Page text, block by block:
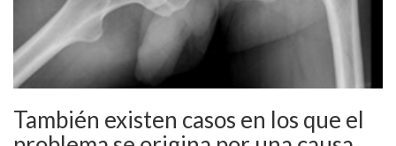
También existen casos en los que el